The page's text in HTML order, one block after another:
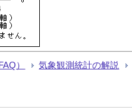
） 気象観測統計の解説